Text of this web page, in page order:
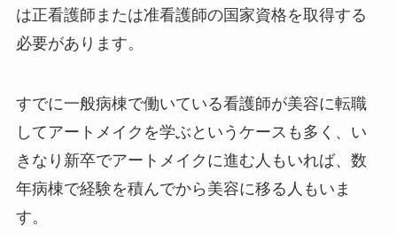
は正看護師または准看護師の国家資格を取得する
必要があります。
すでに一般病棟で働いている看護師が美容に転職
してアートメイクを学ぶというケースも多く、い
きなり新卒でアートメイクに進む人もいれば、数
年病棟で経験を積んでから美容に移る人もいま
す。